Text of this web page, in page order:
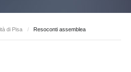
di Pisa / Resoconti assemblea